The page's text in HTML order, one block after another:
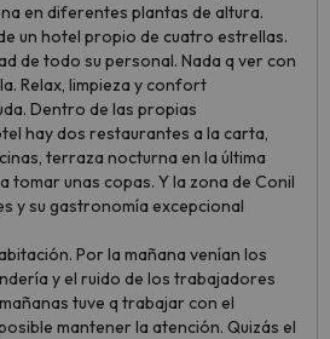
en diferentes plantas de altura.
un hotel propio de cuatro estrellas.
de todo su personal. Nada q ver con
Relax, limpieza y confort
Dentro de las propias
hay dos restaurantes a la carta,
terraza nocturna en la última
tomar unas copas. Y la zona de Conil
y su gastronomía excepcional
Por la mañana venían los
y el ruido de los trabajadores
tuve q trabajar con el
mantener la atención. Quizás el